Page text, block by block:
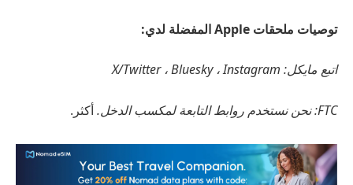
توصيات ملحقات Apple المفضلة لدي:
اتبع مايكل: X/Twitter ، Bluesky ، Instagram
FTC: نحن نستخدم روابط التابعة لمكسب الدخل. أكثر.